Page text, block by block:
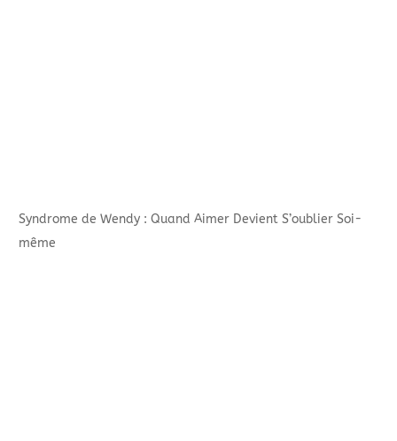
Syndrome de Wendy : Quand Aimer Devient S’oublier Soi-
même